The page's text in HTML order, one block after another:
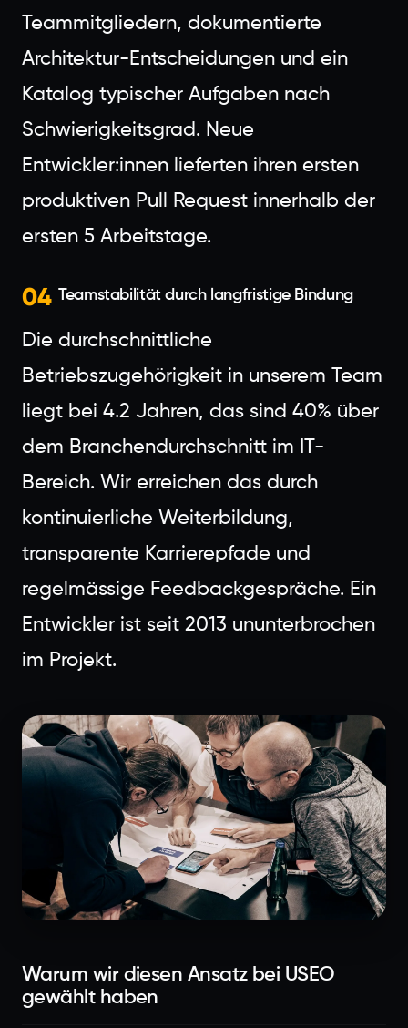
Teammitgliedern, dokumentierte
Architektur-Entscheidungen und ein
Katalog typischer Aufgaben nach
Schwierigkeitsgrad. Neue
Entwickler:innen lieferten ihren ersten
produktiven Pull Request innerhalb der
ersten 5 Arbeitstage.
04 Teamstabilität durch langfristige Bindung
Die durchschnittliche
Betriebszugehörigkeit in unserem Team
liegt bei 4.2 Jahren, das sind 40% über
dem Branchendurchschnitt im IT-
Bereich. Wir erreichen das durch
kontinuierliche Weiterbildung,
transparente Karrierepfade und
regelmässige Feedbackgespräche. Ein
Entwickler ist seit 2013 ununterbrochen
im Projekt.
Warum wir diesen Ansatz bei USEO
gewählt haben